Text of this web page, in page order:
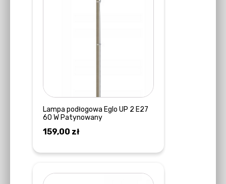
Lampa podłogowa Eglo UP 2 E27
60 W Patynowany
159,00 zł